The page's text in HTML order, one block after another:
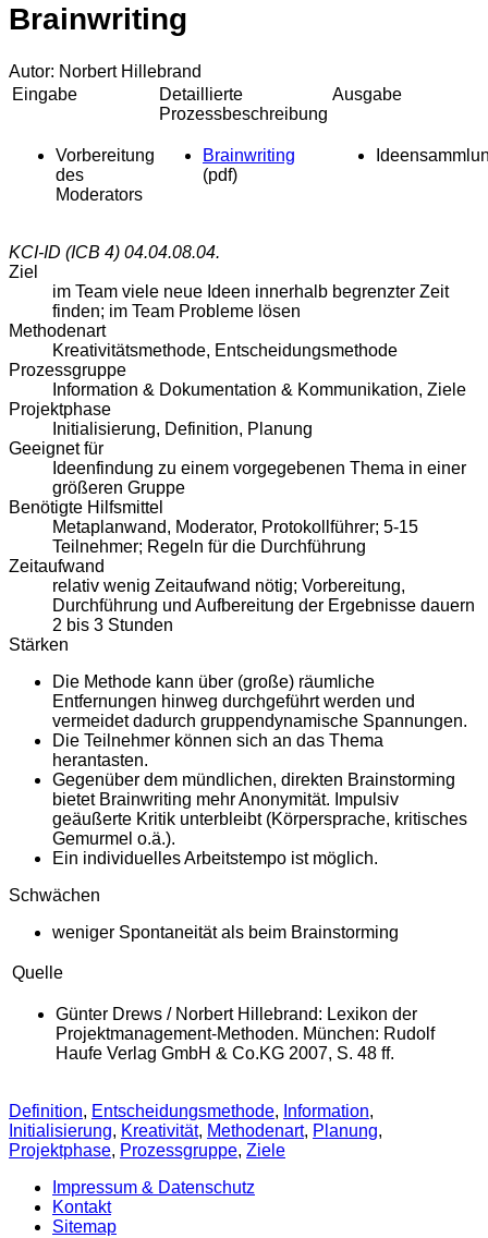
Brainwriting
Autor: Norbert Hillebrand
Eingabe
Detaillierte
Prozessbeschreibung
Ausgabe
Vorbereitung
des
Moderators
Brainwriting
(pdf)
KCI-ID (ICB 4) 04.04.08.04.
Ziel
im Team viele neue Ideen innerhalb begrenzter Zeit
finden; im Team Probleme lösen
Methodenart
Kreativitätsmethode, Entscheidungsmethode
Prozessgruppe
Information & Dokumentation & Kommunikation, Ziele
Projektphase
Initialisierung, Definition, Planung
Geeignet für
Ideenfindung zu einem vorgegebenen Thema in einer
größeren Gruppe
Benötigte Hilfsmittel
Metaplanwand, Moderator, Protokollführer; 5-15
Teilnehmer; Regeln für die Durchführung
Zeitaufwand
relativ wenig Zeitaufwand nötig; Vorbereitung,
Durchführung und Aufbereitung der Ergebnisse dauern
2 bis 3 Stunden
Stärken
Die Methode kann über (große) räumliche
Entfernungen hinweg durchgeführt werden und
vermeidet dadurch gruppendynamische Spannungen.
Die Teilnehmer können sich an das Thema
herantasten.
Gegenüber dem mündlichen, direkten Brainstorming
bietet Brainwriting mehr Anonymität. Impulsiv
geäußerte Kritik unterbleibt (Körpersprache, kritisches
Gemurmel o.ä.).
Ein individuelles Arbeitstempo ist möglich.
Schwächen
weniger Spontaneität als beim Brainstorming
Quelle
Günter Drews / Norbert Hillebrand: Lexikon der
Projektmanagement-Methoden. München: Rudolf
Haufe Verlag GmbH & Co.KG 2007, S. 48 ff.
Definition, Entscheidungsmethode, Information,
Initialisierung, Kreativität, Methodenart, Planung,
Projektphase, Prozessgruppe, Ziele
Impressum & Datenschutz
Kontakt
Sitemap